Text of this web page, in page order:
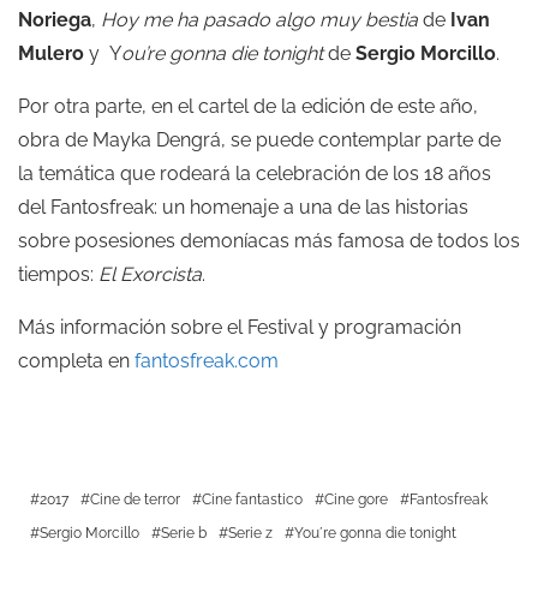
Noriega, Hoy me ha pasado algo muy bestia de Ivan
Mulero y You’re gonna die tonightde Sergio Morcillo.
Por otra parte, en el cartel de la edición de este año,
obra de Mayka Dengrá, se puede contemplar parte de
la temática que rodeará la celebración de los 18 años
del Fantosfreak: un homenaje a una de las historias
sobre posesiones demoníacas más famosa de todos los
tiempos: El Exorcista.
Más información sobre el Festival y programación
completa en fantosfreak.com
2017 Cine de terror Cine fantastico Cine gore
Fantosfreak
Sergio Morcillo
Serie b Serie z You´re gonna die tonight